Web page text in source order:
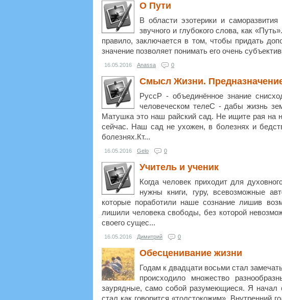
О Пути
В области эзотерики и
звучного и глубокого слова, как
правило, заключается в том, чтобы придать
значение позволяет понимать его очень
16.05.2016 Anassa 0
Смысл Жизни.
РуссР - объединённое знание
человеческом телеС - дабы жизнь
Матушка это наш райский сад. Не ищите рая на
сейчас. Наш сад не ухожен, в болезнях и
болезнях.Кт...
16.05.2016 Gelo 0
Учитель и ученик
Когда человек приходит для
нужны книги, гуру, всевозможные
которые поработили наше сознание лишив
лишили человека свободы, без которой
своего сущес...
16.05.2016 Димитрий 0
Обесценивание жизни
Годам к двадцати восьми стал
происходило множество
заурядные, само собой разумеющиеся. Я начал
стал как говорится «толстокожим». Внутренний